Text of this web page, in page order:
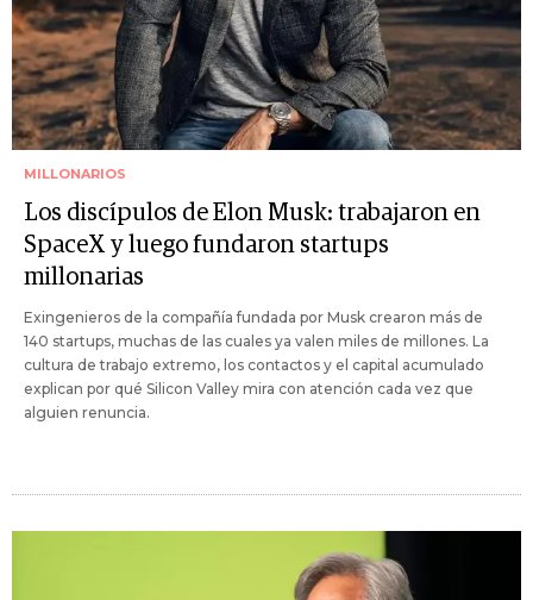
MILLONARIOS
Los discípulos de Elon Musk: trabajaron en
SpaceX y luego fundaron startups
millonarias
Exingenieros de la compañía fundada por Musk crearon más de
140 startups, muchas de las cuales ya valen miles de millones. La
cultura de trabajo extremo, los contactos y el capital acumulado
explican por qué Silicon Valley mira con atención cada vez que
alguien renuncia.